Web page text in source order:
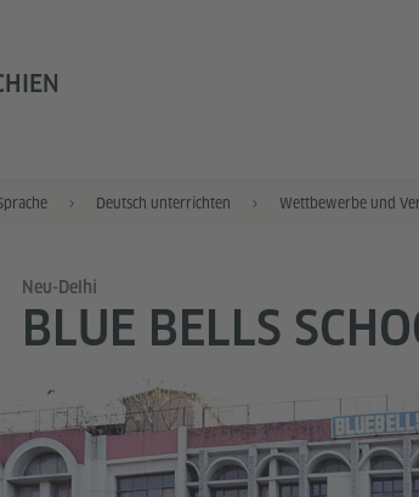
Deutsch unterrichten Wettbewerbe und
Neu-Delhi
BLUE BELLS